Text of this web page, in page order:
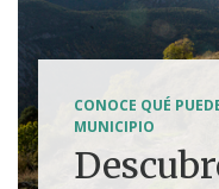
CONOCE QUÉ
MUNICIPIO
Tierra